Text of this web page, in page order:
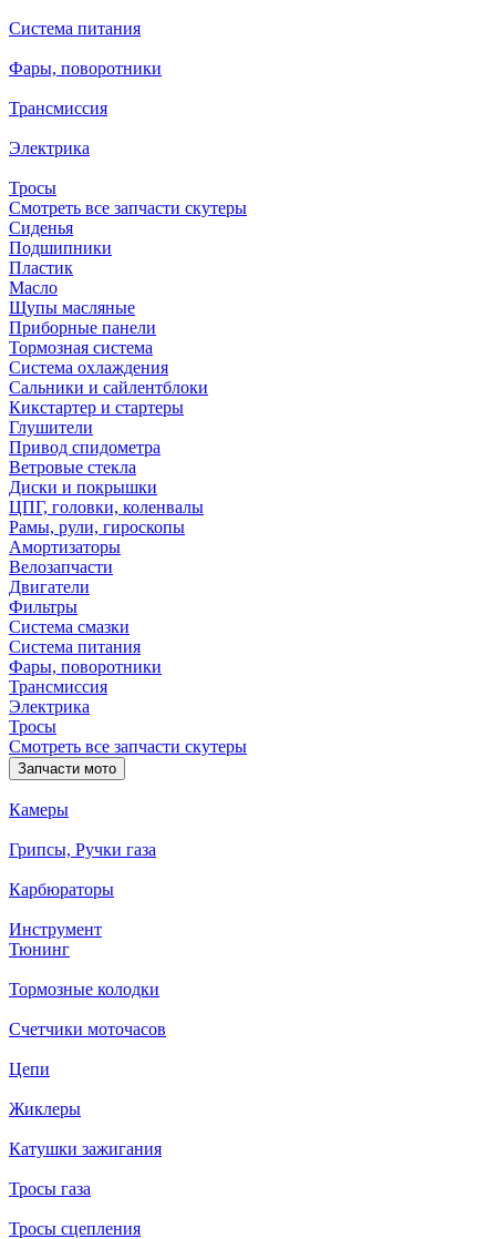
Система питания
Фары, поворотники
Трансмиссия
Электрика
Тросы
Смотреть все запчасти скутеры
Сиденья
Подшипники
Пластик
Масло
Щупы масляные
Приборные панели
Тормозная система
Система охлаждения
Сальники и сайлентблоки
Кикстартер и стартеры
Глушители
Привод спидометра
Ветровые стекла
Диски и покрышки
ЦПГ, головки, коленвалы
Рамы, рули, гироскопы
Амортизаторы
Велозапчасти
Двигатели
Фильтры
Система смазки
Система питания
Фары, поворотники
Трансмиссия
Электрика
Тросы
Смотреть все запчасти скутеры
Запчасти мото
Камеры
Грипсы, Ручки газа
Карбюраторы
Инструмент
Тюнинг
Тормозные колодки
Счетчики моточасов
Цепи
Жиклеры
Катушки зажигания
Тросы газа
Тросы сцепления